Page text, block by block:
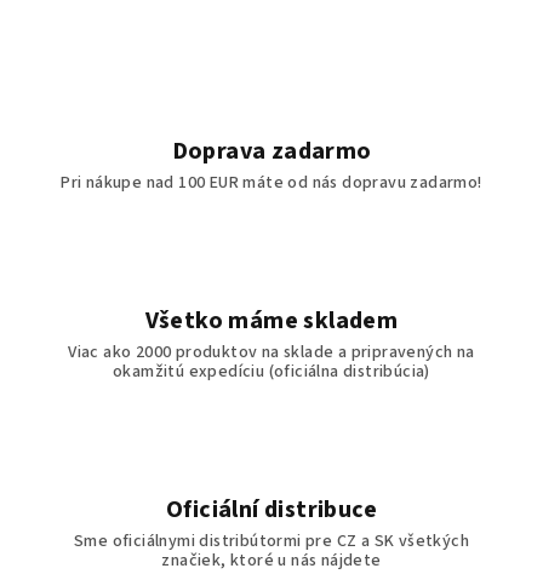
Doprava zadarmo
Pri nákupe nad 100 EUR máte od nás dopravu zadarmo!
Všetko máme skladem
Viac ako 2000 produktov na sklade a pripravených na
okamžitú expedíciu (oficiálna distribúcia)
Oficiální distribuce
Sme oficiálnymi distribútormi pre CZ a SK všetkých
značiek, ktoré u nás nájdete